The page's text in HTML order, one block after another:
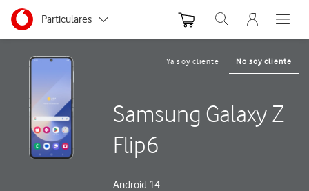
Ir a la pagina principal de vodafone.es
Menu navegación Segmento
Particulares
Autónomos
Grandes empresas
y AA.PP.
Abrir buscador. Abre
Abre
Ya soy cliente No soy cliente
Samsung Galaxy Z
Flip6
Android 14